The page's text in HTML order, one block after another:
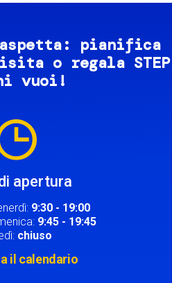
pianifica
o regala STEP
vuoi!
apertura
9:30 - 19:00
9:45 - 19:45
chiuso
il calendario